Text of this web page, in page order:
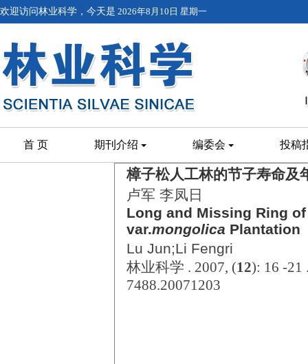
欢迎访问林业科学，今天是 2026年8月10日 星期一
首 页 期刊介绍 编委会 投稿
樟子松人工林的节子寿命及
卢军 李凤日
Long and Missing Ring
var.mongolica Plantation
Lu Jun;Li Fengri
林业科学 . 2007, (12): 16 -21
7488.20071203